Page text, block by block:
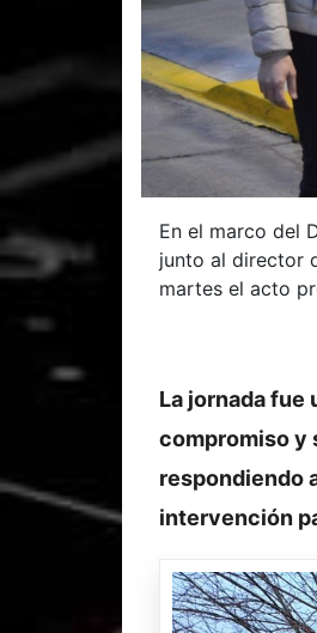
En el marco del
junto al director
martes el acto
La jornada fue
compromiso y
respondiendo
intervención